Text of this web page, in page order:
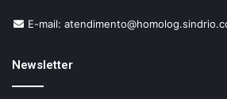
E-mail:
Newsletter